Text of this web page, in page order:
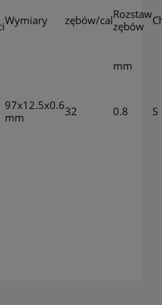
Wymiary zębów/calRozstaw
zębów
mm
97x12.5x0.6
mm
32 0.8 S